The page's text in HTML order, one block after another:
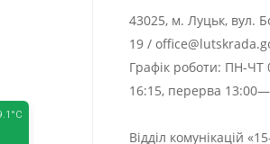
43025, м. Луцьк, вул.
19 /
Графік роботи: ПН-
16:15, перерва
Відділ комунікацій